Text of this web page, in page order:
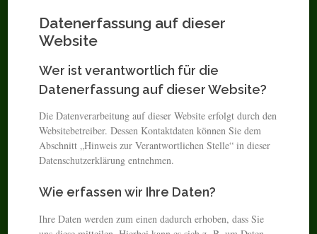
Datenerfassung auf dieser
Website
Wer ist verantwortlich für die
Datenerfassung auf dieser Website?
Die Datenverarbeitung auf dieser Website erfolgt durch den
Websitebetreiber. Dessen Kontaktdaten können Sie dem
Abschnitt „Hinweis zur Verantwortlichen Stelle“ in dieser
Datenschutzerklärung entnehmen.
Wie erfassen wir Ihre Daten?
Ihre Daten werden zum einen dadurch erhoben, dass Sie